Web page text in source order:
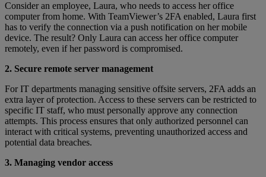
Consider an employee, Laura, who needs to access her office
computer from home. With TeamViewer’s 2FA enabled, Laura first
has to verify the connection via a push notification on her mobile
device. The result? Only Laura can access her office computer
remotely, even if her password is compromised.
2. Secure remote server management
For IT departments managing sensitive offsite servers, 2FA adds an
extra layer of protection. Access to these servers can be restricted to
specific IT staff, who must personally approve any connection
attempts. This process ensures that only authorized personnel can
interact with critical systems, preventing unauthorized access and
potential data breaches.
3. Managing vendor access